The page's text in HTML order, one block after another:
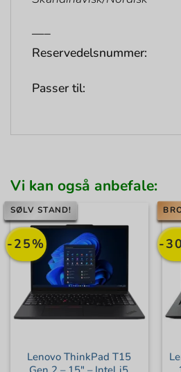
—–
Reservedelsnummer:
Passer til:
Vi kan også anbefale:
-25%
SØLV STAND!
Lenovo ThinkPad T15
-